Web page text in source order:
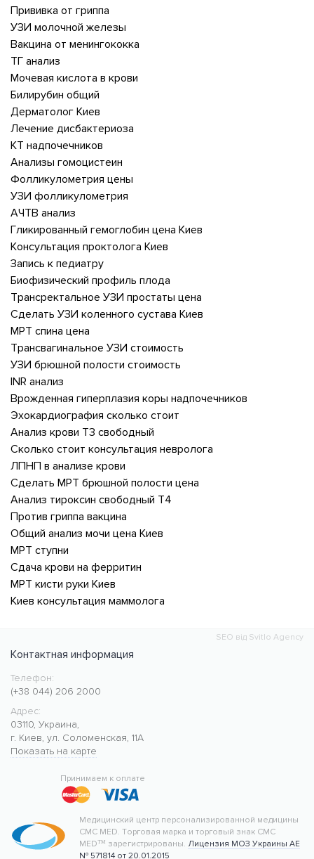
Прививка от гриппа
УЗИ молочной железы
Вакцина от менингококка
ТГ анализ
Мочевая кислота в крови
Билирубин общий
Дерматолог Киев
Лечение дисбактериоза
КТ надпочечников
Анализы гомоцистеин
Фолликулометрия цены
УЗИ фолликулометрия
АЧТВ анализ
Гликированный гемоглобин цена Киев
Консультация проктолога Киев
Запись к педиатру
Биофизический профиль плода
Трансректальное УЗИ простаты цена
Сделать УЗИ коленного сустава Киев
МРТ спина цена
Трансвагинальное УЗИ стоимость
УЗИ брюшной полости стоимость
INR анализ
Врожденная гиперплазия коры надпочечников
Эхокардиография сколько стоит
Анализ крови Т3 свободный
Сколько стоит консультация невролога
ЛПНП в анализе крови
Сделать МРТ брюшной полости цена
Анализ тироксин свободный Т4
Против гриппа вакцина
Общий анализ мочи цена Киев
МРТ ступни
Сдача крови на ферритин
МРТ кисти руки Киев
Киев консультация маммолога
SEO від Svitlo Agency
Контактная информация
Медицинский центр CMC MED
https://cmcmed.clinic
Телефон:
(+38 044) 206 2000
Адрес:
03110, Украина,
г. Киев, ул. Соломенская, 11А
Показать на карте
Принимаем к оплате
Медицинский центр персонализированной медицины
CMC MED. Торговая марка и торговый знак CMC
MED™ зарегистрированы. Лицензия МОЗ Украины АЕ
№ 571814 от 20.01.2015